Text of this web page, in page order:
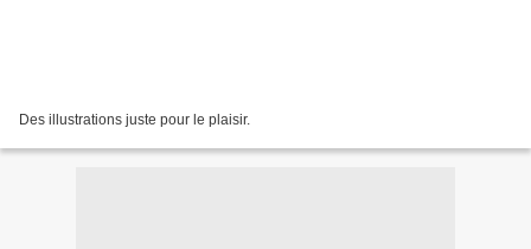
Des illustrations juste pour le plaisir.